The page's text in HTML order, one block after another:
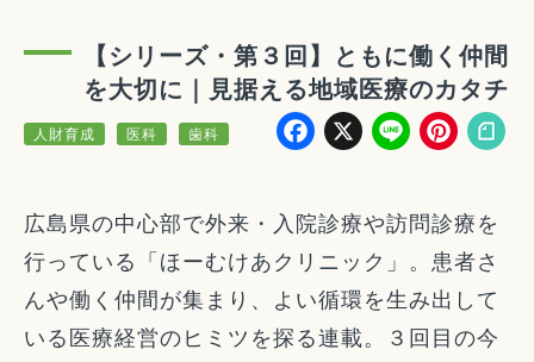
【シリーズ・第３回】ともに働く仲間
を大切に｜見据える地域医療のカタチ
人財育成 医科 歯科 Facebook
X Line
広島県の中心部で外来・入院診療や訪問診療を
行っている「ほーむけあクリニック」。患者さ
んや働く仲間が集まり、よい循環を生み出して
いる医療経営のヒミツを探る連載。３回目の今